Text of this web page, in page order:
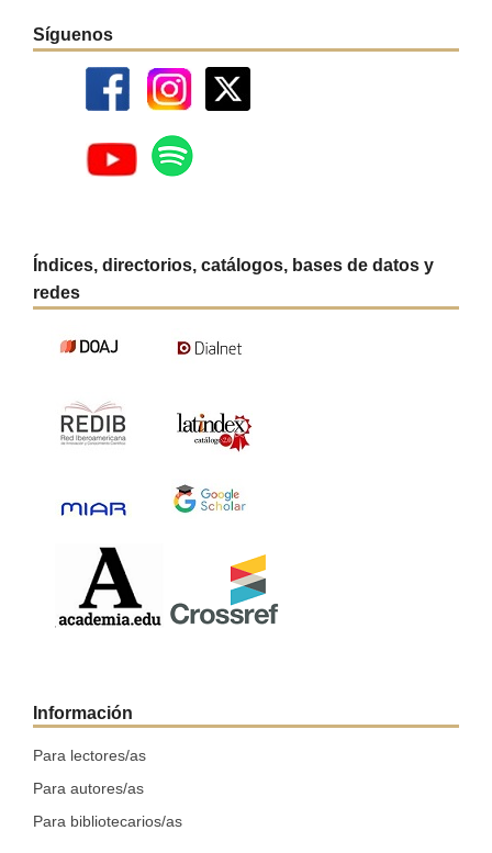
Síguenos
Índices, directorios, catálogos, bases de datos y
redes
Información
Para lectores/as
Para autores/as
Para bibliotecarios/as